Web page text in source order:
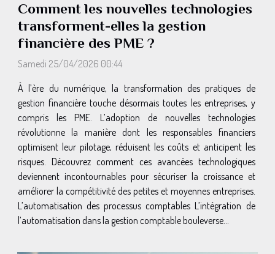
Comment les nouvelles technologies
transforment-elles la gestion
financière des PME ?
Samedi 25/04/2026 00:44
À l’ère du numérique, la transformation des pratiques de
gestion financière touche désormais toutes les entreprises, y
compris les PME. L’adoption de nouvelles technologies
révolutionne la manière dont les responsables financiers
optimisent leur pilotage, réduisent les coûts et anticipent les
risques. Découvrez comment ces avancées technologiques
deviennent incontournables pour sécuriser la croissance et
améliorer la compétitivité des petites et moyennes entreprises.
L’automatisation des processus comptables L’intégration de
l’automatisation dans la gestion comptable bouleverse...